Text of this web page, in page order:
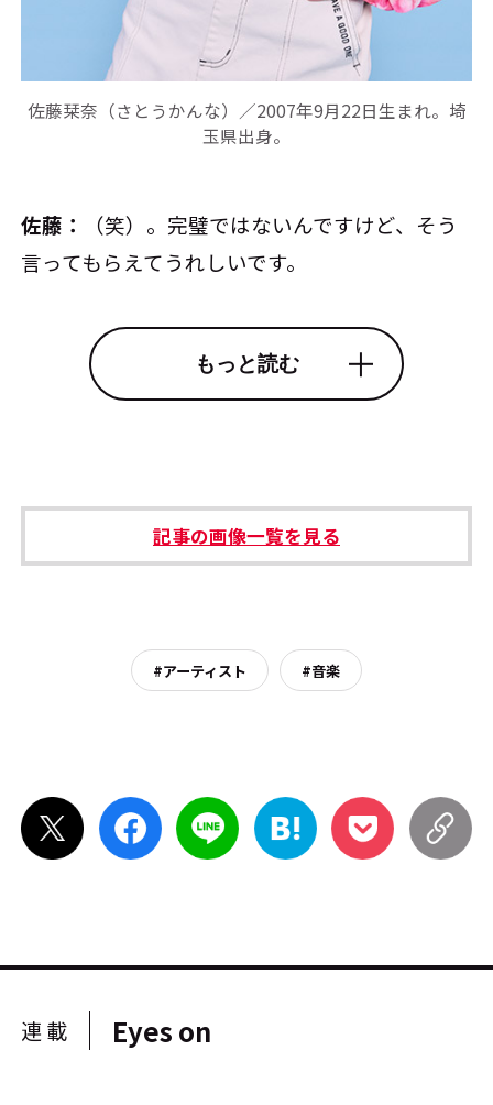
佐藤栞奈（さとうかんな）／2007年9月22日生まれ。埼
玉県出身。
佐藤：
（笑）。完璧ではないんですけど、そう
言ってもらえてうれしいです。
もっと読む
記事の画像一覧を見る
#アーティスト #音楽
連載 Eyes on